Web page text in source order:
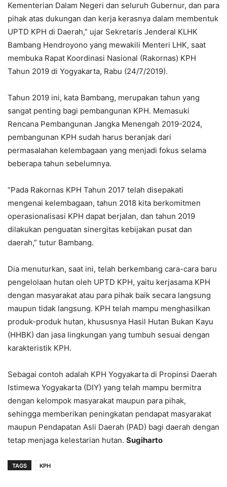
Kementerian Dalam Negeri dan seluruh Gubernur, dan para
pihak atas dukungan dan kerja kerasnya dalam membentuk
UPTD KPH di Daerah,” ujar Sekretaris Jenderal KLHK
Bambang Hendroyono yang mewakili Menteri LHK, saat
membuka Rapat Koordinasi Nasional (Rakornas) KPH
Tahun 2019 di Yogyakarta, Rabu (24/7/2019).
Tahun 2019 ini, kata Bambang, merupakan tahun yang
sangat penting bagi pembangunan KPH. Memasuki
Rencana Pembangunan Jangka Menengah 2019-2024,
pembangunan KPH sudah harus beranjak dari
permasalahan kelembagaan yang menjadi fokus selama
beberapa tahun sebelumnya.
“Pada Rakornas KPH Tahun 2017 telah disepakati
mengenai kelembagaan, tahun 2018 kita berkomitmen
operasionalisasi KPH dapat berjalan, dan tahun 2019
dilakukan penguatan sinergitas kebijakan pusat dan
daerah,” tutur Bambang.
Dia menuturkan, saat ini, telah berkembang cara-cara baru
pengelolaan hutan oleh UPTD KPH, yaitu kerjasama KPH
dengan masyarakat atau para pihak baik secara langsung
maupun tidak langsung. KPH telah mampu menghasilkan
produk-produk hutan, khususnya Hasil Hutan Bukan Kayu
(HHBK) dan jasa lingkungan yang tumbuh sesuai dengan
karakteristik KPH.
Sebagai contoh adalah KPH Yogyakarta di Propinsi Daerah
Istimewa Yogyakarta (DIY) yang telah mampu bermitra
dengan kelompok masyarakat maupun para pihak,
sehingga memberikan peningkatan pendapat masyarakat
maupun Pendapatan Asli Daerah (PAD) bagi daerah dengan
tetap menjaga kelestarian hutan. Sugiharto
TAGS KPH